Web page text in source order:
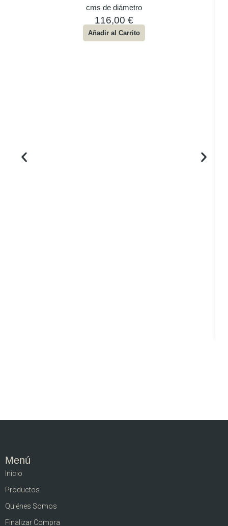
cms de diámetro
116,00 €
Añadir al Carrito
Menú
Inicio
Productos
Quiénes Somos
Finalizar Compra